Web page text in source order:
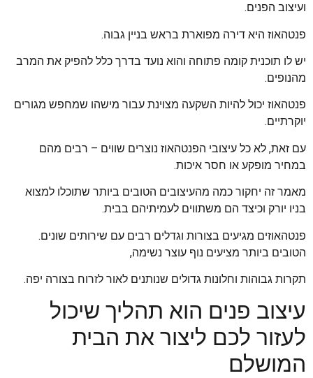
ועיצוב הפנים.
פנטהאוז היא דירה מפוארת בראש בניין גבוה.
יש לו תוכנית קומה פתוחה והוא נועד בדרך כלל להפיק את המרב
מהנופים.
פנטהאוז יכול להיות השקעה מצוינת עבור מישהו שמחפש מגורים
יוקרתיים.
עם זאת, לא כל עיצובי הפנטהאוז נוצרים שווים – רבים מהם
במחיר מופקע או חסר איכות.
מאמר זה יחקור כמה מהעיצובים הטובים ביותר שתוכלו למצוא
בניו יורק וכיצד הם משתווים לעמיתיהם בבית.
פנטהאוזים מגיעים בצורות וגדלים רבים עם שירותים שונים.
הטובים ביותר מציעים נוף עוצר נשימה,
תקרות גבוהות וחלונות גדולים שנותנים לאור לזרוח בצורה יפה.
עיצוב פנים הוא תהליך שיכול
לעזור לכם ליצור את הבית
המושלם